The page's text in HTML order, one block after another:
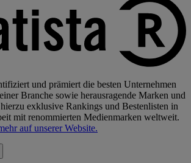
und prämiert die besten Unternehmen
Branche sowie herausragende Marken und
exklusive Rankings und Bestenlisten in
mit renommierten Medienmarken weltweit.
auf unserer Website.